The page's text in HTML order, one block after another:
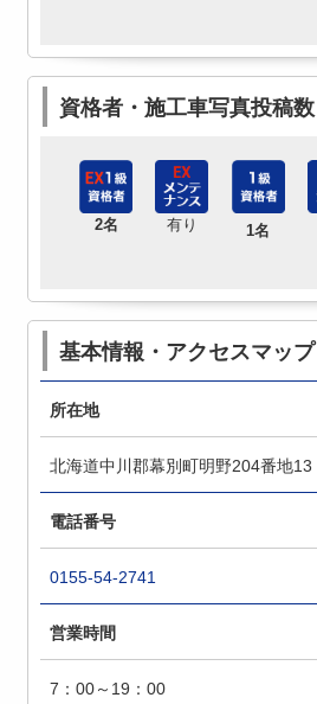
資格者・施工車写真投稿数
2名 有り 1名
基本情報・アクセスマップ
所在地
北海道中川郡幕別町明野204番地13
電話番号
0155-54-2741
営業時間
7：00～19：00